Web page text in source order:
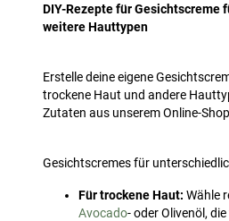
DIY-Rezepte für Gesichtscreme
weitere Hauttypen
Erstelle deine eigene
trockene Haut und andere
Zutaten aus unserem Online-
Gesichtscremes für
Für trockene Haut: Wähle
Avocado- oder Olivenöl,